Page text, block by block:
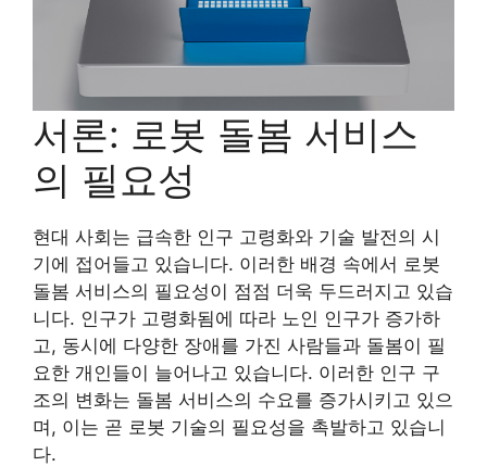
서론: 로봇 돌봄 서비스
의 필요성
현대 사회는 급속한 인구 고령화와 기술 발전의 시
기에 접어들고 있습니다. 이러한 배경 속에서 로봇
돌봄 서비스의 필요성이 점점 더욱 두드러지고 있습
니다. 인구가 고령화됨에 따라 노인 인구가 증가하
고, 동시에 다양한 장애를 가진 사람들과 돌봄이 필
요한 개인들이 늘어나고 있습니다. 이러한 인구 구
조의 변화는 돌봄 서비스의 수요를 증가시키고 있으
며, 이는 곧 로봇 기술의 필요성을 촉발하고 있습니
다.